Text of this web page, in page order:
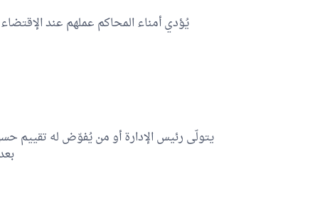
يُؤدي أمناء المحاكم عملهم عند
يتولّى رئيس الإدارة أو من يُفوّض له تقييم